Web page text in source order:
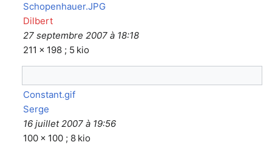
Schopenhauer.JPG
Dilbert
27 septembre 2007 à 18:18
211 × 198 ; 5 kio
Constant.gif
Serge
16 juillet 2007 à 19:56
100 × 100 ; 8 kio